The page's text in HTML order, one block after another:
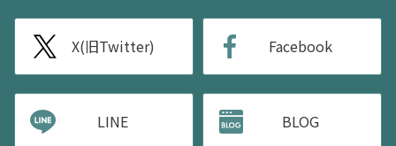
X(旧Twitter) Facebook
LINE BLOG